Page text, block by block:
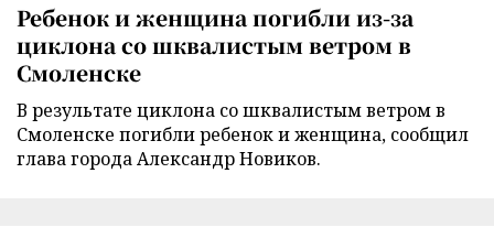
Ребенок и женщина погибли из-за
циклона со шквалистым ветром в
Смоленске
В результате циклона со шквалистым ветром в
Смоленске погибли ребенок и женщина, сообщил
глава города Александр Новиков.